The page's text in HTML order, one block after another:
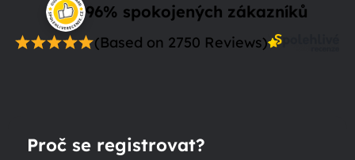
96% spokojených zákazníků
(Based on 2750 Reviews)
Proč se registrovat?